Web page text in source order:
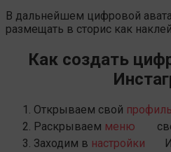
В дальнейшем цифровой
размещать в сторис как
Как создать
Открываем свой профиль
Раскрываем меню
Заходим в настройки